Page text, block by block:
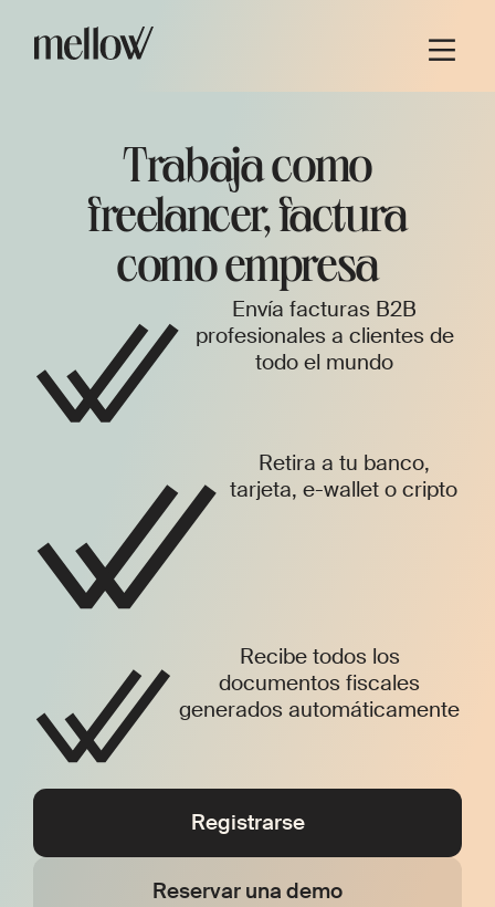
Trabaja como
freelancer, factura
como empresa
Envía facturas B2B
profesionales a clientes de
todo el mundo
Retira a tu banco,
tarjeta, e-wallet o cripto
Recibe todos los
documentos fiscales
generados automáticamente
Registrarse
Reservar una demo